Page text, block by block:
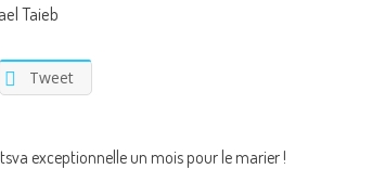
Taieb
Tweet
exceptionnelle un mois pour le marier !